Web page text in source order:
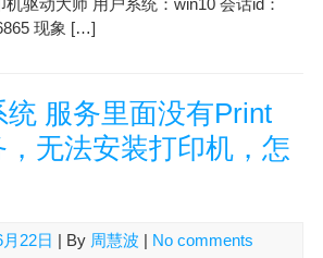
驱动大师 用户系统：win10 会话id：
现象 […]
统 服务里面没有Print
无法安装打印机，怎
22日 | By 周慧波 No comments